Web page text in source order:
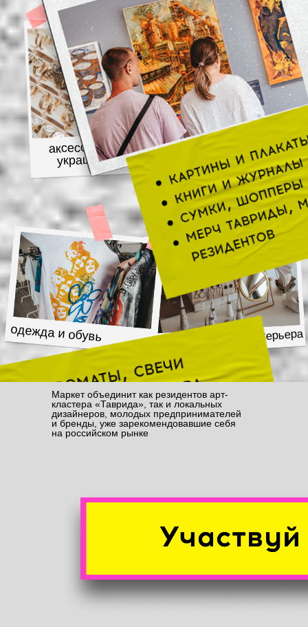
Маркет объединит как резидентов арт-
кластера «Таврида», так и локальных
дизайнеров, молодых предпринимателей
и бренды, уже зарекомендовавшие себя
на российском рынке